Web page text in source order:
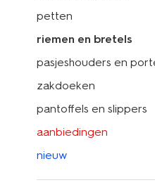
petten
riemen en bretels
pasjeshouders en
zakdoeken
pantoffels en slippers
aanbiedingen
nieuw